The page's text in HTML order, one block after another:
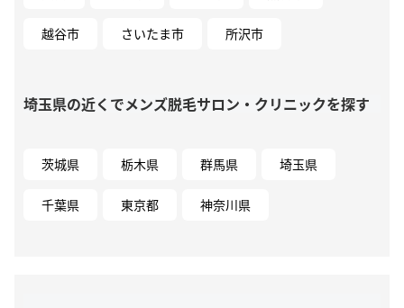
越谷市 さいたま市 所沢市
埼玉県の近くでメンズ脱毛サロン・クリニックを探す
茨城県 栃木県 群馬県 埼玉県
千葉県 東京都 神奈川県